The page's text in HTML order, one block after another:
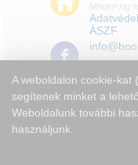
A weboldalon cookie-kat
segítenek minket a
Weboldalunk további
használjunk.
Minden jog
ÁSZF
H-9028
dűlő 5.